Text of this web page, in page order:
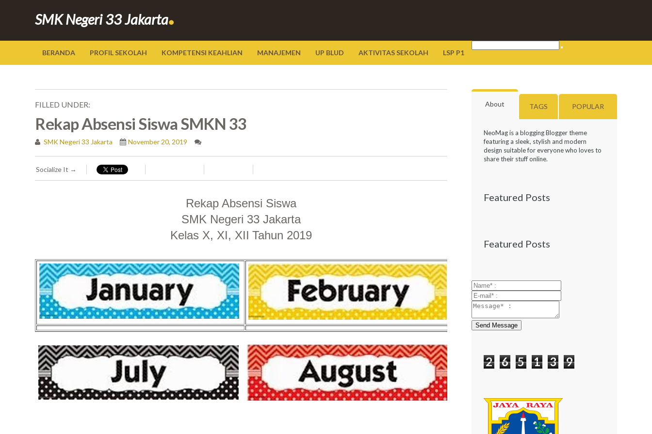
SMK Negeri 33 Jakarta.
BERANDA PROFIL SEKOLAH KOMPETENSI KEAHLIAN MANAJEMEN UP BLUD AKTIVITAS SEKOLAH LSP P1
FILLED UNDER:
Rekap Absensi Siswa SMKN 33
SMK Negeri 33 Jakarta November 20, 2019
Socialize It →
Rekap Absensi Siswa
SMK Negeri 33 Jakarta
Kelas X, XI, XII Tahun 2019
About TAGS POPULAR
NeoMag is a blogging Blogger theme
featuring a sleek, stylish and modern
design suitable for everyone who loves to
share their stuff online.
Featured Posts
Featured Posts
Send Message
2 6 5 1 3 9